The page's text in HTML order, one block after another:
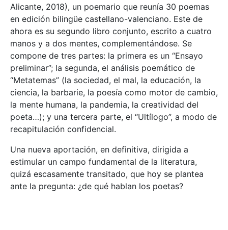
Alicante, 2018), un poemario que reunía 30 poemas
en edición bilingüe castellano-valenciano. Este de
ahora es su segundo libro conjunto, escrito a cuatro
manos y a dos mentes, complementándose. Se
compone de tres partes: la primera es un “Ensayo
preliminar”; la segunda, el análisis poemático de
“Metatemas” (la sociedad, el mal, la educación, la
ciencia, la barbarie, la poesía como motor de cambio,
la mente humana, la pandemia, la creatividad del
poeta…); y una tercera parte, el “Ultílogo”, a modo de
recapitulación confidencial.
Una nueva aportación, en definitiva, dirigida a
estimular un campo fundamental de la literatura,
quizá escasamente transitado, que hoy se plantea
ante la pregunta: ¿de qué hablan los poetas?